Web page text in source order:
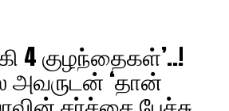
4 குழந்தைகள்’..!
அவருடன் ‘தான்